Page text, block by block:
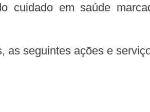
cuidado em saúde
as seguintes ações e